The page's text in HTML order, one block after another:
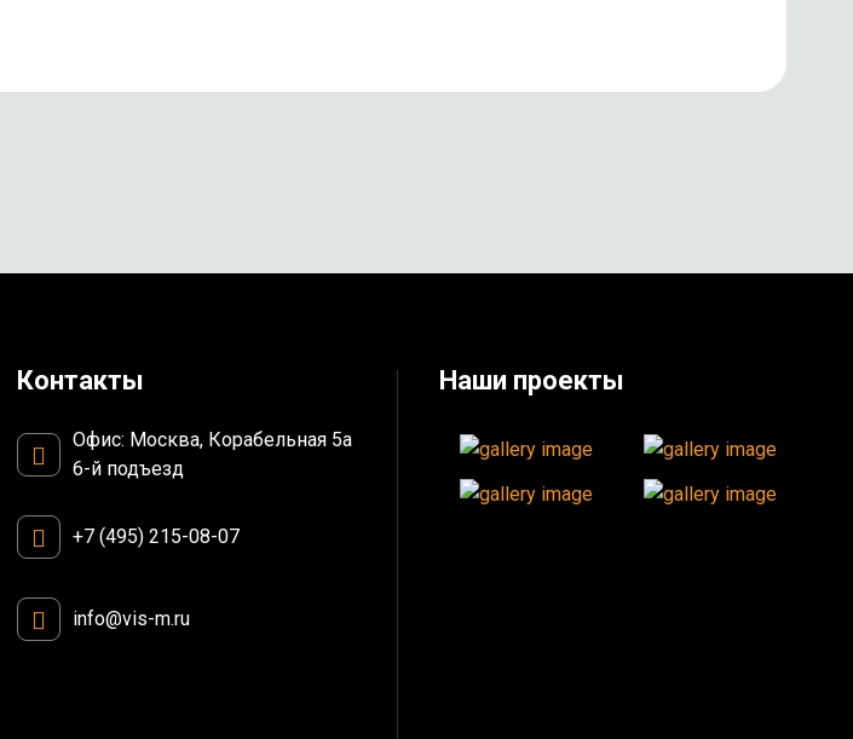
Контакты
Офис: Москва, Корабельная 5а
6-й подъезд
+7 (495) 215-08-07
info@vis-m.ru
Наши проекты